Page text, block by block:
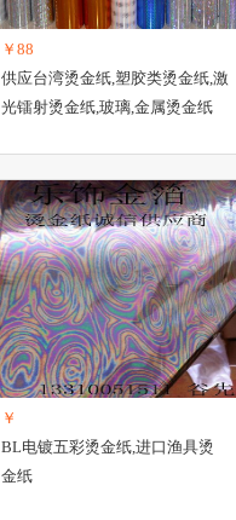
￥88
供应台湾烫金纸,塑胶类烫金纸,激
光镭射烫金纸,玻璃,金属烫金纸
￥
BL电镀五彩烫金纸,进口渔具烫
金纸